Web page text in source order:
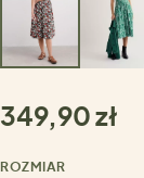
349,90 zł
ROZMIAR